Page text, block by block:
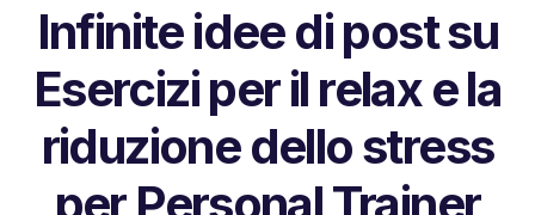
Infinite idee di post su
Esercizi per il relax e la
riduzione dello stress